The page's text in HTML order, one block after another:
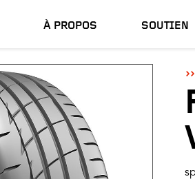
À PROPOS SOUTIEN